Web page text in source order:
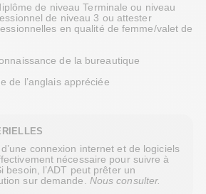
de niveau Terminale ou niveau
de niveau 3 ou attester
en qualité de femme/valet de
de la bureautique
de l’anglais appréciée
connexion internet et de logiciels
nécessaire pour suivre à
besoin, l’ADT peut prêter un
sur demande. Nous consulter.